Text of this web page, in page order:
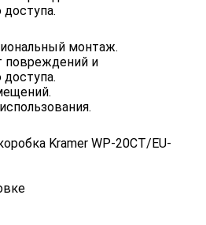
монтаж.
повреждений и
Kramer WP-20CT/EU-